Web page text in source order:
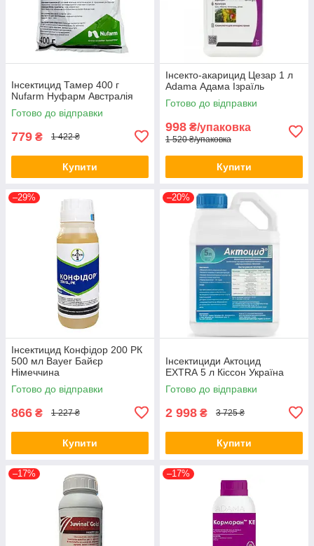
Інсектицид Тамер 400 г
Nufarm Нуфарм Австралія
Готово до відправки
779 ₴ 1 422 ₴
Купити
Інсекто-акарицид Цезар 1 л
Adama Адама Ізраїль
Готово до відправки
998 ₴/упаковка
1 520 ₴/упаковка
Купити
–29%
Інсектицид Конфідор 200 РК
500 мл Bayer Байєр
Німеччина
Готово до відправки
866 ₴ 1 227 ₴
Купити
–20%
Інсектициди Актоцид
EXTRA 5 л Кіссон Україна
Готово до відправки
2 998 ₴ 3 725 ₴
Купити
–17% –17%